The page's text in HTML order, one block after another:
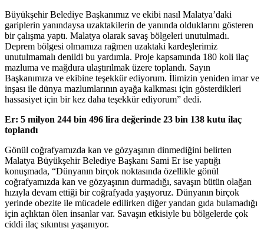
Büyükşehir Belediye Başkanımız ve ekibi nasıl Malatya’daki
gariplerin yanındaysa uzaktakilerin de yanında olduklarını gösteren
bir çalışma yaptı. Malatya olarak savaş bölgeleri unutulmadı.
Deprem bölgesi olmamıza rağmen uzaktaki kardeşlerimiz
unutulmamalı denildi bu yardımla. Proje kapsamında 180 koli ilaç
mazluma ve mağdura ulaştırılmak üzere toplandı. Sayın
Başkanımıza ve ekibine teşekkür ediyorum. İlimizin yeniden imar ve
inşası ile dünya mazlumlarının ayağa kalkması için gösterdikleri
hassasiyet için bir kez daha teşekkür ediyorum” dedi.
Er: 5 milyon 244 bin 496 lira değerinde 23 bin 138 kutu ilaç
toplandı
Gönül coğrafyamızda kan ve gözyaşının dinmediğini belirten
Malatya Büyükşehir Belediye Başkanı Sami Er ise yaptığı
konuşmada, “Dünyanın birçok noktasında özellikle gönül
coğrafyamızda kan ve gözyaşının durmadığı, savaşın bütün olağan
hızıyla devam ettiği bir coğrafyada yaşıyoruz. Dünyanın birçok
yerinde obezite ile mücadele edilirken diğer yandan gıda bulamadığı
için açlıktan ölen insanlar var. Savaşın etkisiyle bu bölgelerde çok
ciddi ilaç sıkıntısı yaşanıyor.